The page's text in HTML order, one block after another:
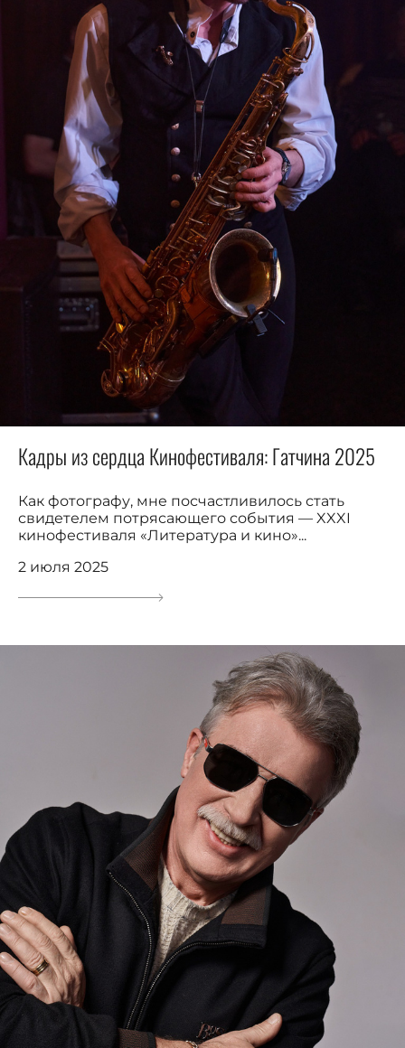
Кадры из сердца Кинофестиваля: Гатчина 2025
Как фотографу, мне посчастливилось стать
свидетелем потрясающего события — XXXI
кинофестиваля «Литература и кино»...
2 июля 2025